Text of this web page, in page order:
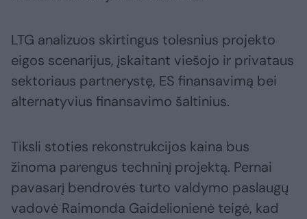
LTG analizuos skirtingus tolesnius projekto
eigos scenarijus, įskaitant viešojo ir privataus
sektoriaus partnerystę, ES finansavimą bei
alternatyvius finansavimo šaltinius.
Tiksli stoties rekonstrukcijos kaina bus
žinoma parengus techninį projektą. Pernai
pavasarį bendrovės turto valdymo paslaugų
vadovė Raimonda Gaidelionienė teigė, kad